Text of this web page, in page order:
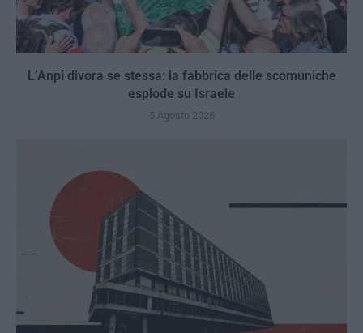
L’Anpi divora se stessa: la fabbrica delle scomuniche
esplode su Israele
5 Agosto 2026